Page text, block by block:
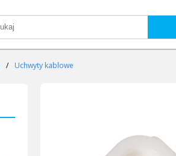
/ Uchwyty kablowe